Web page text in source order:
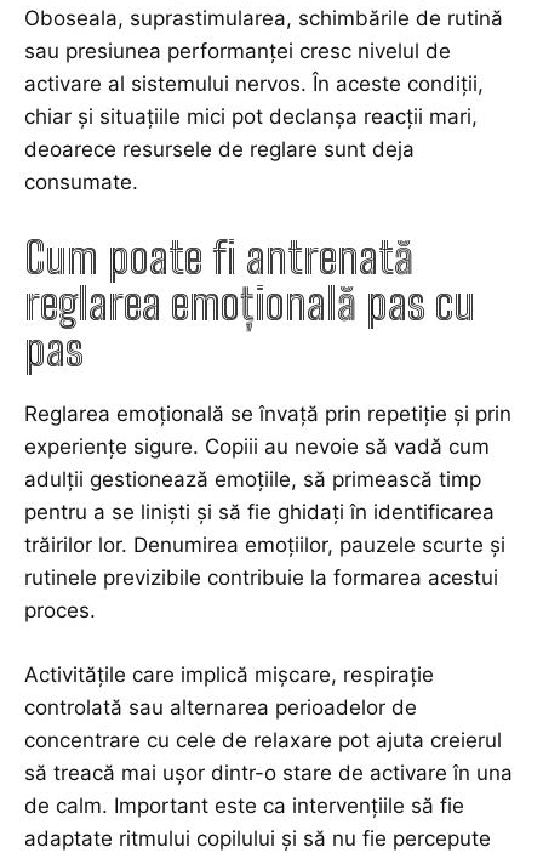
Oboseala, suprastimularea, schimbările de rutină
sau presiunea performanței cresc nivelul de
activare al sistemului nervos. În aceste condiții,
chiar și situațiile mici pot declanșa reacții mari,
deoarece resursele de reglare sunt deja
consumate.
Cum poate fi antrenată
reglarea emoțională pas cu
pas
Reglarea emoțională se învață prin repetiție și prin
experiențe sigure. Copiii au nevoie să vadă cum
adulții gestionează emoțiile, să primească timp
pentru a se liniști și să fie ghidați în identificarea
trăirilor lor. Denumirea emoțiilor, pauzele scurte și
rutinele previzibile contribuie la formarea acestui
proces.
Activitățile care implică mișcare, respirație
controlată sau alternarea perioadelor de
concentrare cu cele de relaxare pot ajuta creierul
să treacă mai ușor dintr-o stare de activare în una
de calm. Important este ca intervențiile să fie
adaptate ritmului copilului și să nu fie percepute